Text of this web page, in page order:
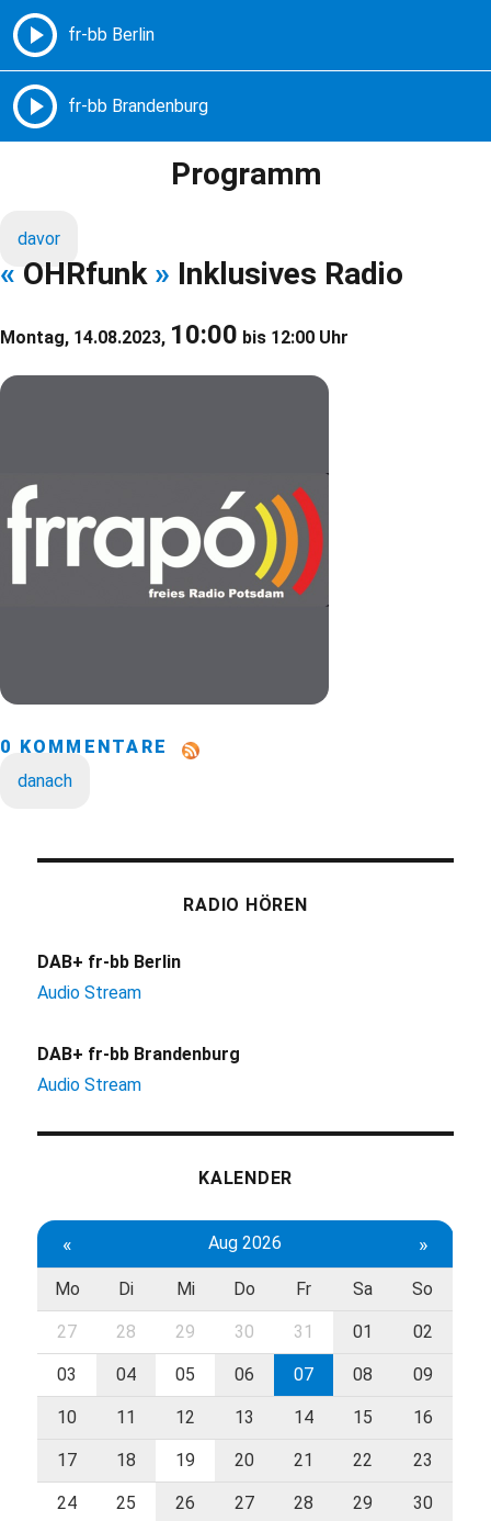
Freie Radios – Berlin Brandenburg
Programm
davor
« OHRfunk » Inklusives Radio
Montag, 14.08.2023, 10:00 bis 12:00 Uhr
0 KOMMENTARE
danach
RADIO HÖREN
DAB+ fr-bb Berlin
Audio Stream
DAB+ fr-bb Brandenburg
Audio Stream
KALENDER
« Aug 2026 »
Mo Di Mi Do Fr Sa So
27 28 29 30 31 01 02
03 04 05 06 07 08 09
10 11 12 13 14 15 16
17 18 19 20 21 22 23
24 25 26 27 28 29 30